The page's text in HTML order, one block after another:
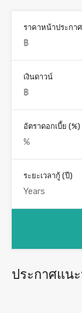
ราคาหน้าประกาศ
เงินดาวน์
อัตราดอกเบี้ย (%)
ระยะเวลากู้ (ปี)
ประกาศแน